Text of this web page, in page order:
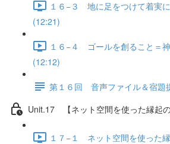
１６−３ 地に足をつけて着実
(12:21)
１６−４ ゴールを創ること＝
(12:12)
第１６回 音声ファイル＆宿題
Unit.17 【ネット空間を使った縁起の
１７−１ ネット空間を使った